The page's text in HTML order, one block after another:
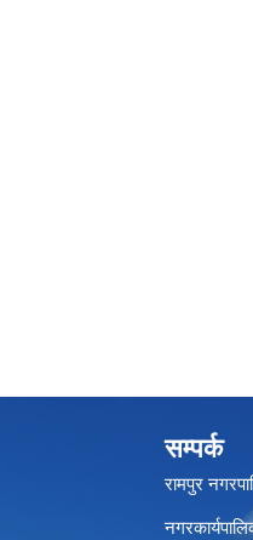
सम्पर्क
रामपुर